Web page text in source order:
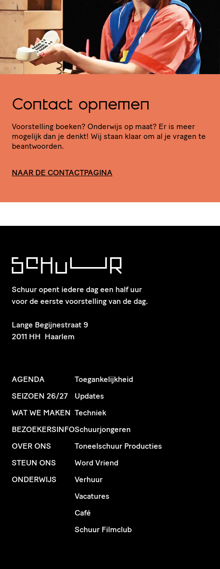
Contact opnemen
Voor­stel­ling boeken? Onderwijs op maat? Er is meer
mogelijk dan je denkt! Wij staan klaar om al je vragen te
beantwoorden.
NAAR DE CONTACTPAGINA
Schuur opent iedere dag een half uur
voor de eerste voorstelling van de dag.
​Lange Begijnestraat 9
2011 HH Haarlem
AGENDA
SEIZOEN 26/27
WAT WE MAKEN
BEZOEKERSINFO
OVER ONS
STEUN ONS
ONDERWIJS
Toegankelijkheid
Updates
Techniek
Schuurjongeren
Toneelschuur Producties
Word Vriend
Verhuur
Vacatures
Café
Schuur Filmclub